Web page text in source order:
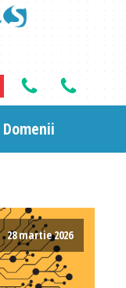
Domenii
28 martie 2026